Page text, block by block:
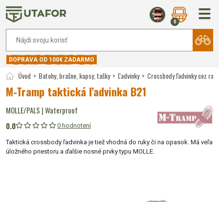
0
DOPRAVA OD 100€ ZADARMO
Úvod Batohy, brašne, kapsy, tašky Ľadvinky Crossbody ľadvinky cez
M-Tramp taktická ľadvinka B21
MOLLE/PALS | Waterproof
0.0
0 hodnotení
Taktická crossbody ľadvinka je tiež vhodná do ruky či na opasok. Má veľa
úložného priestoru a ďalšie nosné prvky typu MOLLE.